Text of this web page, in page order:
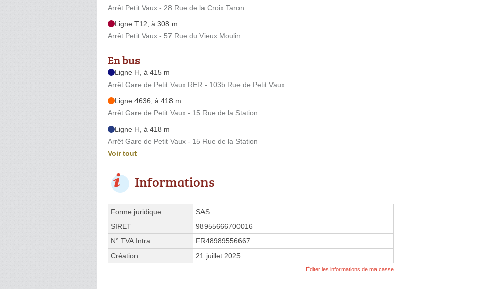
Arrêt Petit Vaux - 28 Rue de la Croix Taron
Ligne T12, à 308 m
Arrêt Petit Vaux - 57 Rue du Vieux Moulin
En bus
Ligne H, à 415 m
Arrêt Gare de Petit Vaux RER - 103b Rue de Petit Vaux
Ligne 4636, à 418 m
Arrêt Gare de Petit Vaux - 15 Rue de la Station
Ligne H, à 418 m
Arrêt Gare de Petit Vaux - 15 Rue de la Station
Voir tout
Informations
Forme juridique
SAS
SIRET
98955666700016
N° TVA Intra.
FR48989556667
Création
21 juillet 2025
Éditer les informations de ma casse